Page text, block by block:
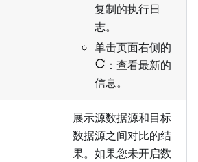
复制的执行日
志。
单击页面右侧的
：查看最新的
信息。
展示源数据源和目标
数据源之间对比的结
果。如果您未开启数